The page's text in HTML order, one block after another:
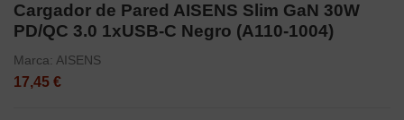
Cargador de Pared AISENS Slim GaN 30W
PD/QC 3.0 1xUSB-C Negro (A110-1004)
Marca: AISENS
17,45 €